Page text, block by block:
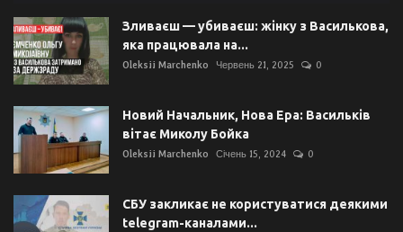
Зливаєш — убиваєш: жінку з Василькова,
яка працювала на...
Oleksii Marchenko Червень 21, 2025 0
Новий Начальник, Нова Ера: Васильків
вітає Миколу Бойка
Oleksii Marchenko Січень 15, 2024 0
СБУ закликає не користуватися деякими
telegram-каналами...